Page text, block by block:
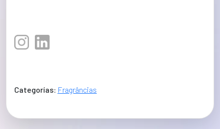
Categorías: Fragrâncias